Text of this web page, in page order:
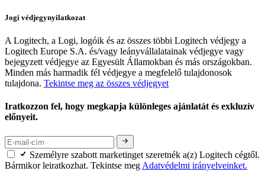
Jogi védjegynyilatkozat
A Logitech, a Logi, logóik és az összes többi Logitech védjegy a
Logitech Europe S.A. és/vagy leányvállalatainak védjegye vagy
bejegyzett védjegye az Egyesült Államokban és más országokban.
Minden más harmadik fél védjegye a megfelelő tulajdonosok
tulajdona. Tekintse meg az összes védjegyet
Iratkozzon fel, hogy megkapja különleges ajánlatát és exkluzív
előnyeit.
Személyre szabott marketinget szeretnék a(z) Logitech cégtől.
Bármikor leiratkozhat. Tekintse meg Adatvédelmi irányelveinket.